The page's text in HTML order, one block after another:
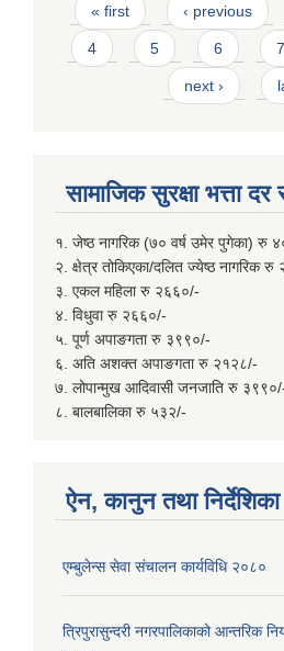
Pages
« first ‹ previous
4 5 6 7
next ›
सामाजिक सुरक्षा भत्ता
१. जेष्ठ नागरिक (७० वर्ष उमेर पुगेका) रु
२. क्षेत्र तोकिएका/दलित ज्येष्ठ नागरिक
३. एकल महिला रु २६६०/-
४. विधुवा रु २६६०/-
५. पूर्ण अपाङगता रु ३९९०/-
६. अति अशक्त अपाङगता रु २१२८/-
७. लोपान्मुख आदिवासी जनजाति रु
८. बालबालिका रु ५३२/-
ऐन, कानुन तथा निर्देशिका
एम्बुलेन्स सेवा संचालन कार्यविधि २०८०
त्रिपुरासुन्दरी नगरपालिकाको आन्तरिक